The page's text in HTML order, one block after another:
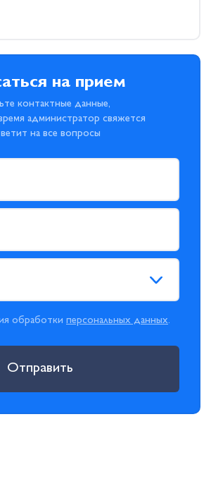
на прием
контактные данные,
администратор свяжется
на все вопросы
обработки персональных данных.
Отправить